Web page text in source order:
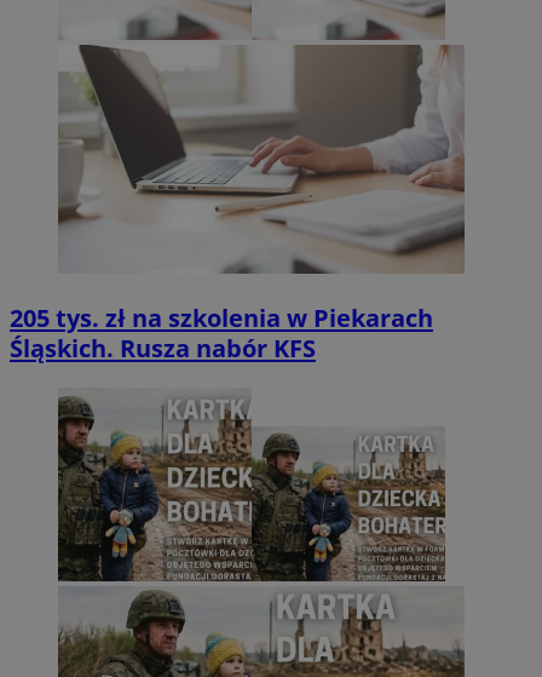
205 tys. zł na szkolenia w Piekarach
Śląskich. Rusza nabór KFS